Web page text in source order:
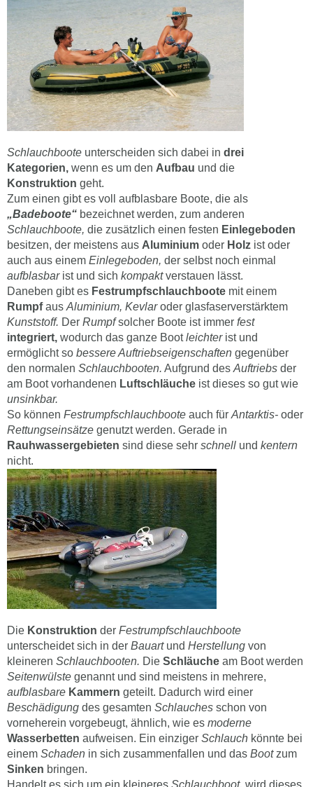
Schlauchboote unterscheiden sich dabei in drei
Kategorien, wenn es um den Aufbau und die
Konstruktion geht.
Zum einen gibt es voll aufblasbare Boote, die als
„Badeboote“ bezeichnet werden, zum anderen
Schlauchboote, die zusätzlich einen festen Einlegeboden
besitzen, der meistens aus Aluminium oder Holz ist oder
auch aus einem Einlegeboden, der selbst noch einmal
aufblasbarist und sich kompaktverstauen lässt.
Daneben gibt es Festrumpfschlauchboote mit einem
Rumpfaus Aluminium, Kevlaroder glasfaserverstärktem
Kunststoff. Der Rumpfsolcher Boote ist immer fest
integriert, wodurch das ganze Bootleichterist und
ermöglicht so bessere Auftriebseigenschaften gegenüber
den normalen Schlauchbooten. Aufgrund des Auftriebs der
am Boot vorhandenen Luftschläuche ist dieses so gut wie
unsinkbar.
So können Festrumpfschlauchboote auch für Antarktis- oder
Rettungseinsätze genutzt werden. Gerade in
Rauhwassergebieten sind diese sehr schnell und kentern
nicht.
Die Konstruktion der Festrumpfschlauchboote
unterscheidet sich in der Bauartund Herstellung von
kleineren Schlauchbooten. Die Schläuche am Boot werden
Seitenwülste genannt und sind meistens in mehrere,
aufblasbare Kammern geteilt. Dadurch wird einer
Beschädigung des gesamten Schlauches schon von
vorneherein vorgebeugt, ähnlich, wie es moderne
Wasserbetten aufweisen. Ein einziger Schlauch könnte bei
einem Schaden in sich zusammenfallen und das Bootzum
Sinken bringen.